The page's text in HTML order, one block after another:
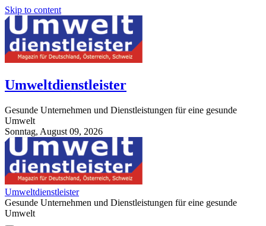
Skip to content
Umweltdienstleister
Gesunde Unternehmen und Dienstleistungen für eine gesunde
Umwelt
Sonntag, August 09, 2026
StuttgartApotheke.com
Umweltdienstleister
Gesunde Unternehmen und Dienstleistungen für eine gesunde
Umwelt